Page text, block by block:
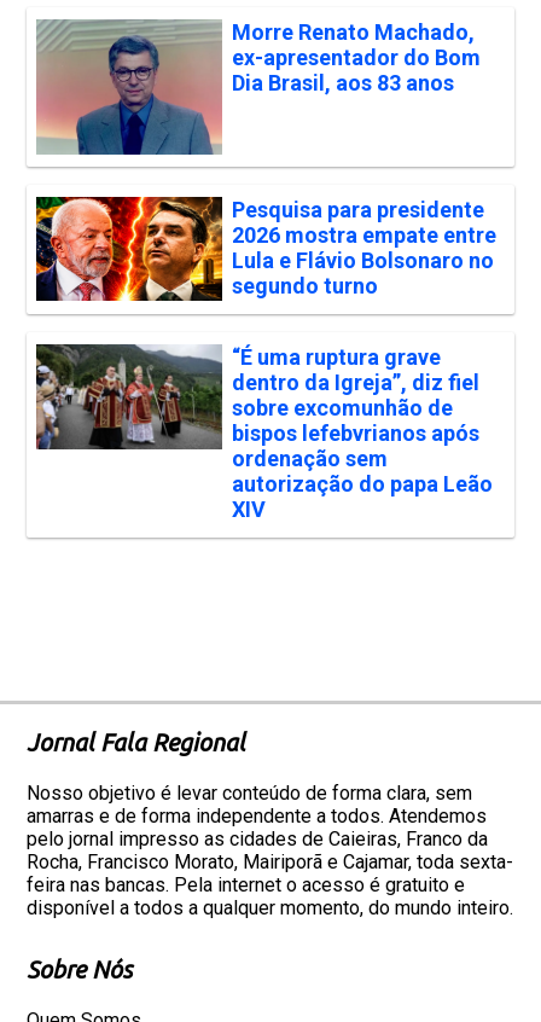
Morre Renato Machado,
ex-apresentador do Bom
Dia Brasil, aos 83 anos
Pesquisa para presidente
2026 mostra empate entre
Lula e Flávio Bolsonaro no
segundo turno
“É uma ruptura grave
dentro da Igreja”, diz fiel
sobre excomunhão de
bispos lefebvrianos após
ordenação sem
autorização do papa Leão
XIV
Jornal Fala Regional
Nosso objetivo é levar conteúdo de forma clara, sem
amarras e de forma independente a todos. Atendemos
pelo jornal impresso as cidades de Caieiras, Franco da
Rocha, Francisco Morato, Mairiporã e Cajamar, toda sexta-
feira nas bancas. Pela internet o acesso é gratuito e
disponível a todos a qualquer momento, do mundo inteiro.
Sobre Nós